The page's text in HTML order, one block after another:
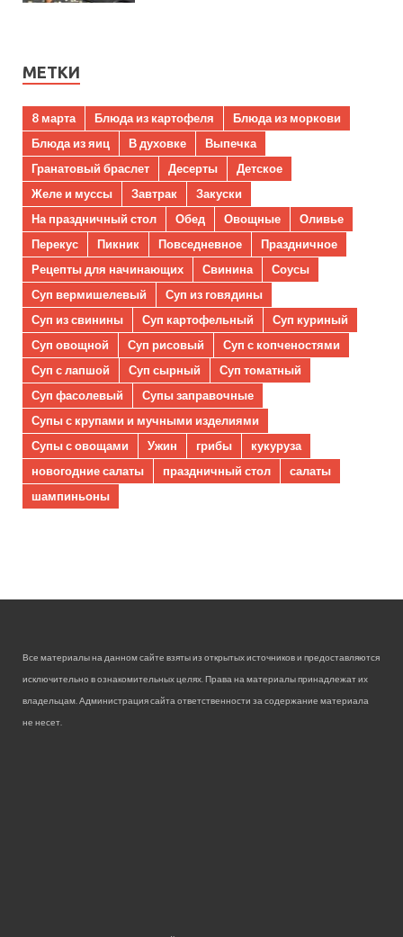
МЕТКИ
8 марта Блюда из картофеля
Блюда из моркови
Блюда из яиц
В духовке
Выпечка
Гранатовый браслет
Десерты
Детское
Желе и муссы
Завтрак
Закуски
На праздничный стол
Обед Овощные
Оливье
Перекус
Пикник Повседневное
Праздничное
Рецепты для начинающих
Свинина
Соусы
Суп вермишелевый
Суп из говядины
Суп из свинины
Суп картофельный
Суп куриный
Суп овощной
Суп рисовый
Суп с копченостями
Суп с лапшой
Суп сырный
Суп томатный
Суп фасолевый
Супы заправочные
Супы с крупами и мучными изделиями
Супы с овощами
Ужин грибы
кукуруза
новогодние салаты
праздничный стол
салаты
шампиньоны
Все материалы на данном сайте взяты из открытых источников и предоставляются
исключительно в ознакомительных целях. Права на материалы принадлежат их
владельцам. Администрация сайта ответственности за содержание материала
не несет.